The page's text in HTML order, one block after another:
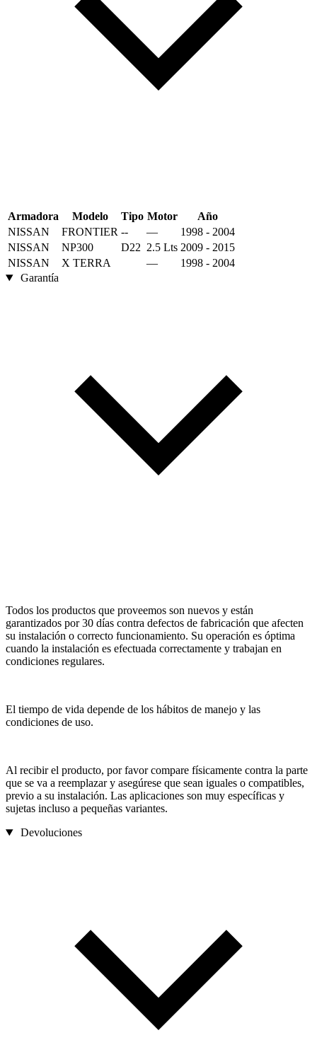
Armadora Modelo Tipo Motor
Año
NISSAN
FRONTIER -- —
1998 - 2004
NISSAN
NP300 D22 2.5 Lts 2009 - 2015
NISSAN
X TERRA —
1998 - 2004
Garantía
Todos los productos que proveemos son nuevos y están
garantizados por 30 días contra defectos de fabricación que afecten
su instalación o correcto funcionamiento. Su operación es óptima
cuando la instalación es efectuada correctamente y trabajan en
condiciones regulares.
El tiempo de vida depende de los hábitos de manejo y las
condiciones de uso.
Al recibir el producto, por favor compare físicamente contra la parte
que se va a reemplazar y asegúrese que sean iguales o compatibles,
previo a su instalación. Las aplicaciones son muy específicas y
sujetas incluso a pequeñas variantes.
Devoluciones